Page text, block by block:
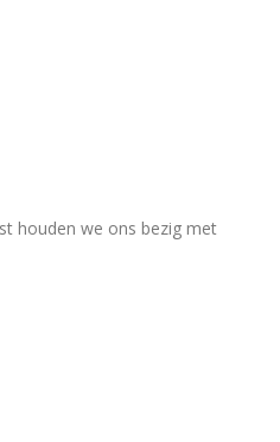
houden we ons bezig met